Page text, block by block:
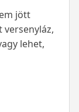
jött
lehet,